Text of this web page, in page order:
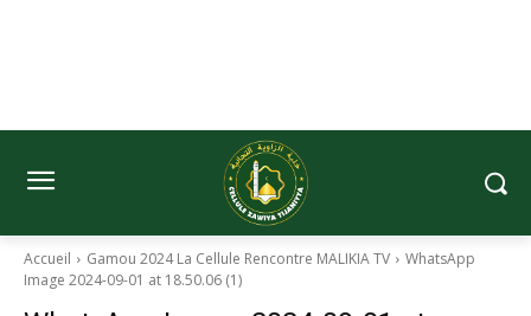
Accueil Gamou 2024 La Cellule Rencontre MALIKIA TV
WhatsApp
Image 2024-09-01 at 18.50.06 (1)